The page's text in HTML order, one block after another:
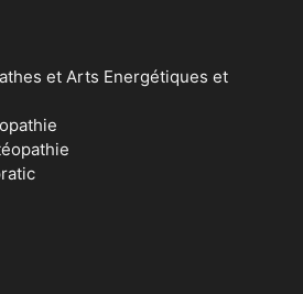
et Arts Energétiques et